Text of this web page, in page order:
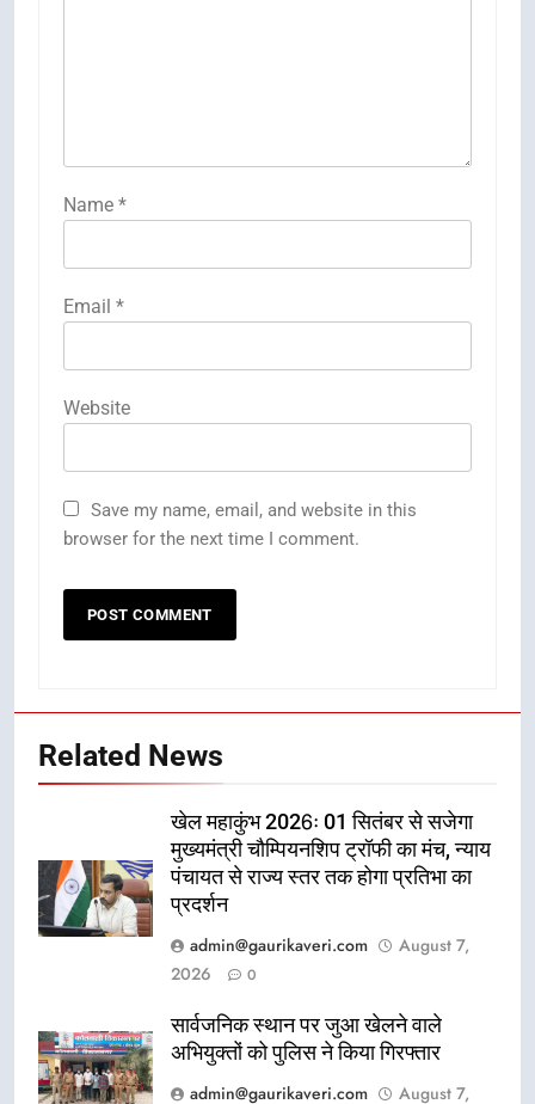
Name *
Email *
Website
Save my name, email, and website in this
browser for the next time I comment.
Related News
खेल महाकुंभ 2026ः 01 सितंबर से सजेगा
मुख्यमंत्री चौम्पियनशिप ट्रॉफी का मंच, न्याय
पंचायत से राज्य स्तर तक होगा प्रतिभा का
प्रदर्शन
admin@gaurikaveri.com
August 7,
2026
0
सार्वजनिक स्थान पर जुआ खेलने वाले
अभियुक्तों को पुलिस ने किया गिरफ्तार
admin@gaurikaveri.com
August 7,